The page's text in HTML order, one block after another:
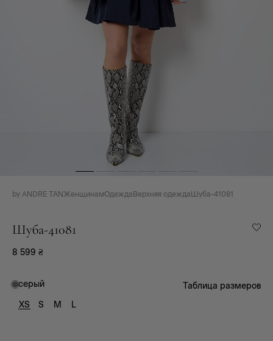
by ANDRE TANЖенщинамОдеждаВерхняя одеждаШуба-41081
Шуба-41081
8 599 ₴
серый
XS
S M L
Таблица размеров